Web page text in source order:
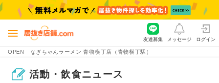
OPEN なぎちゃんラーメン 青物横丁店（青物横丁駅）
友達募集 メッセージ ログイン
活動・飲食ニュース